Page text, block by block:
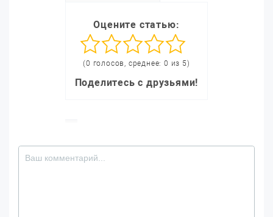
Оцените статью:
(0 голосов, среднее: 0 из 5)
Поделитесь с друзьями!